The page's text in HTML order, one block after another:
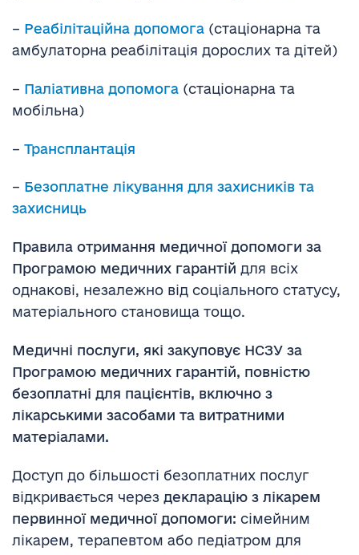
– Реабілітаційна допомога (стаціонарна та
амбулаторна реабілітація дорослих та дітей)
– Паліативна допомога (стаціонарна та
мобільна)
– Трансплантація
– Безоплатне лікування для захисників та
захисниць
Правила отримання медичної допомоги за
Програмою медичних гарантій для всіх
однакові, незалежно від соціального статусу,
матеріального становища тощо.
Медичні послуги, які закуповує НСЗУ за
Програмою медичних гарантій, повністю
безоплатні для пацієнтів, включно з
лікарськими засобами та витратними
матеріалами.
Доступ до більшості безоплатних послуг
відкривається через декларацію з лікарем
первинної медичної допомоги: сімейним
лікарем, терапевтом або педіатром для